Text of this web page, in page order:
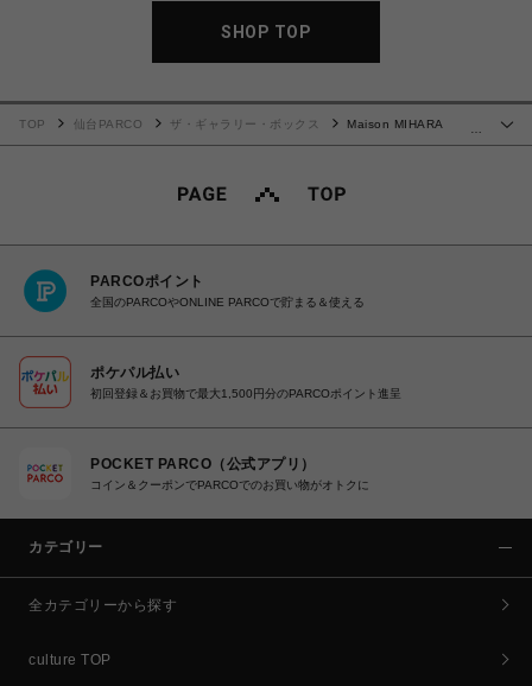
SHOP TOP
TOP 仙台PARCO ザ・ギャラリー・ボックス
Maison MIHARA
PARCOポイント
全国のPARCOやONLINE PARCOで貯まる＆使える
ポケパル払い
初回登録＆お買物で最大1,500円分のPARCOポイント進呈
POCKET PARCO（公式アプリ）
コイン＆クーポンでPARCOでのお買い物がオトクに
カテゴリー
全カテゴリーから探す
culture TOP